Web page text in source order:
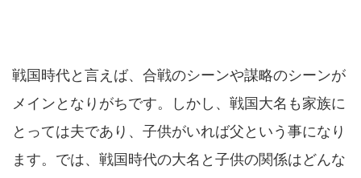
戦国時代と言えば、合戦のシーンや謀略のシーンが
メインとなりがちです。しかし、戦国大名も家族に
とっては夫であり、子供がいれば父という事になり
ます。では、戦国時代の大名と子供の関係はどんな